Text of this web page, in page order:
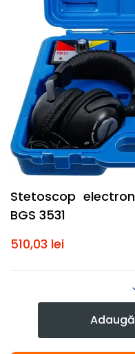
Stetoscop
BGS 3531
510,03 lei